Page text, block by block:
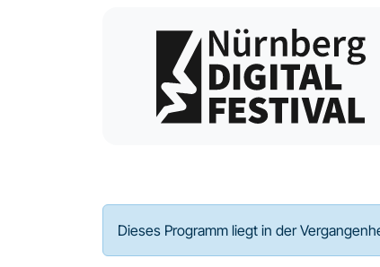
Programm -
Dieses Programm liegt in der